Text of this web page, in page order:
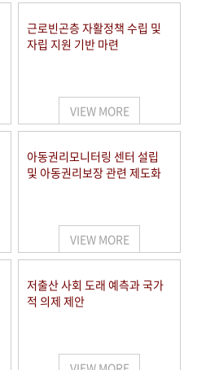
근로빈곤층 자활정책 수립 및
자립 지원 기반 마련
VIEW MORE
아동권리모니터링 센터 설립
및 아동권리보장 관련 제도화
VIEW MORE
저출산 사회 도래 예측과 국가
적 의제 제안